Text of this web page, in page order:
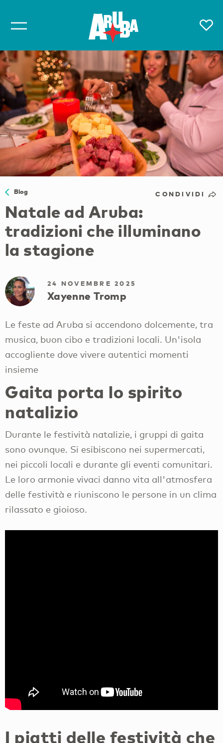
Blog CONDIVIDI
Natale ad Aruba:
tradizioni che illuminano
la stagione
24 NOVEMBRE 2025
Xayenne Tromp
Le feste ad Aruba si accendono dolcemente, tra
musica, buon cibo e tradizioni locali. Un'isola
accogliente dove vivere autentici momenti
insieme
Gaita porta lo spirito
natalizio
Durante le festività natalizie, i gruppi di gaita
sono ovunque. Si esibiscono nei supermercati,
nei piccoli locali e durante gli eventi comunitari.
Le loro armonie vivaci danno vita all'atmosfera
delle festività e riuniscono le persone in un clima
rilassato e gioioso.
I piatti delle festività che